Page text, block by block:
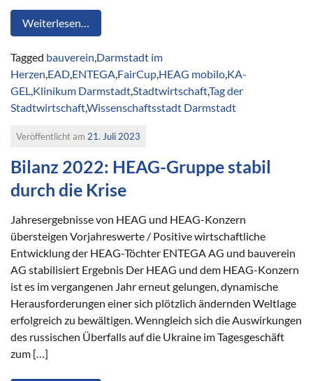
Weiterlesen…
Tagged bauverein Darmstadt im
Herzen EAD ENTEGA FairCup HEAG mobilo KA-
GEL Klinikum Darmstadt StadtwirtschaftTag der
StadtwirtschaftWissenschaftsstadt Darmstadt
Veröffentlicht am 21. Juli 2023
Bilanz 2022: HEAG-Gruppe stabil
durch die Krise
Jahresergebnisse von HEAG und HEAG-Konzern
übersteigen Vorjahreswerte / Positive wirtschaftliche
Entwicklung der HEAG-Töchter ENTEGA AG und bauverein
AG stabilisiert Ergebnis Der HEAG und dem HEAG-Konzern
ist es im vergangenen Jahr erneut gelungen, dynamische
Herausforderungen einer sich plötzlich ändernden Weltlage
erfolgreich zu bewältigen. Wenngleich sich die Auswirkungen
des russischen Überfalls auf die Ukraine im Tagesgeschäft
zum […]